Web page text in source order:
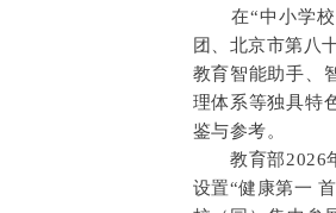
在“中小学校
团、北京市第八
教育智能助手、
理体系等独具特
鉴与参考。
教育部2026年
设置“健康第一